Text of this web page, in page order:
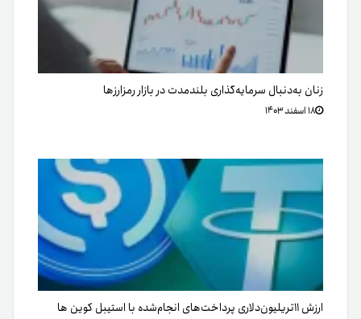
زنان به‌دنبال سرمایه‌گذاری بلندمدت در بازار رمزارزها
۱۸ اسفند ۱۴۰۳
ارزش ۱۱تریلیون‌دلاری پرداخت‌های انجام‌شده با استیبل کوین ها